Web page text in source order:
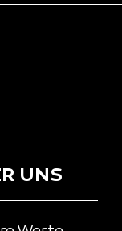
UNS